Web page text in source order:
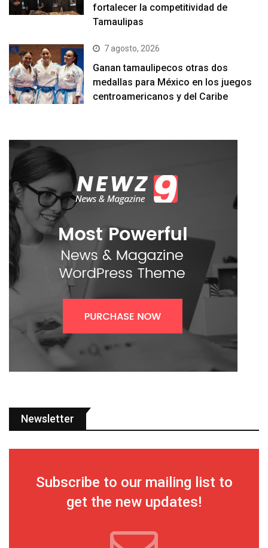
fortalecer la competitividad de
Tamaulipas
7 agosto, 2026
Ganan tamaulipecos otras dos
medallas para México en los juegos
centroamericanos y del Caribe
Newsletter
Subscribe to our mailing list to
get the new updates!